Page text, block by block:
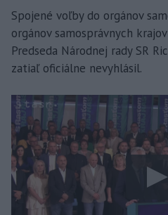
Spojené voľby do orgánov
orgánov samosprávnych
Predseda Národnej rady SR
zatiaľ oficiálne nevyhlásil.